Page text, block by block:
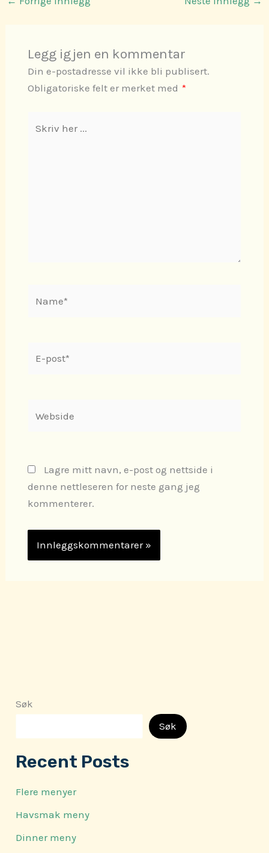
Legg igjen en kommentar
Din e-postadresse vil ikke bli publisert.
Obligatoriske felt er merket med *
post*
Lagre mitt navn, e-post og nettside i
denne nettleseren for neste gang jeg
kommenterer.
Søk
Søk
Recent Posts
Flere menyer
Havsmak meny
Dinner meny